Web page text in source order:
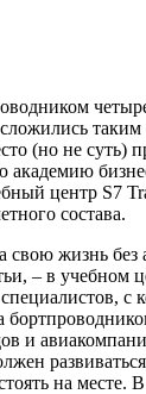
таким
(но не суть)
центр S7
состава.
свою жизнь без
– в учебном
с
и
на месте.